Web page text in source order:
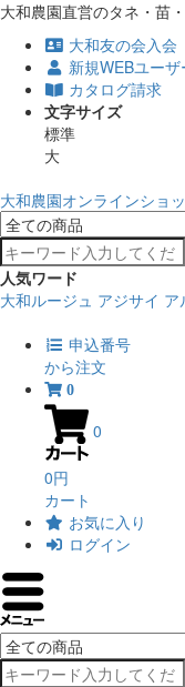
大和農園直営のタネ・苗
大和友の会入会
新規WEBユー
カタログ請求
文字サイズ
標準
大
大和農園オンラインショ
人気ワード
大和ルージュ アジサイ ア
申込番号
から注文
0
0
0円
カート
お気に入り
ログイン